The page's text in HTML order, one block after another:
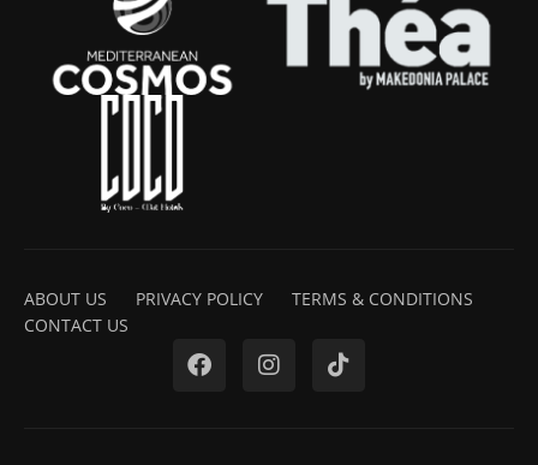
ABOUT US PRIVACY POLICY
TERMS & CONDITIONS
CONTACT US